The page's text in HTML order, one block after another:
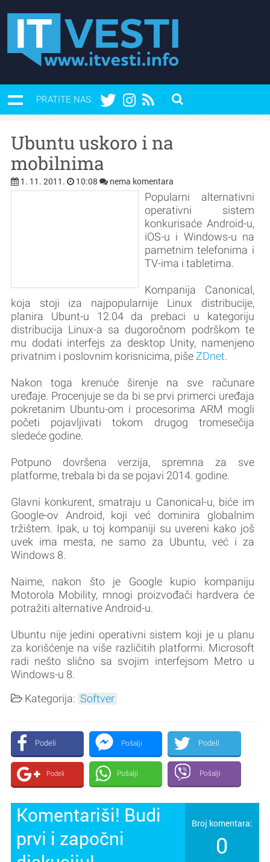
PRATITE NAS:
Ubuntu uskoro i na
mobilnima
1. 11. 2011. 10:08 nema komentara
Popularni alternativni
operativni sistem
konkurisaće Android-u,
iOS-u i Windows-u na
pametnim telefonima i
TV-ima i tabletima.
Kompanija Canonical,
koja stoji iza najpopularnije Linux distribucije,
planira Ubunt-u 12.04 da prebaci u kategoriju
distribucija Linux-a sa dugoročnom podrškom te
mu dodati interfejs za desktop Unity, namenjeno
privatnim i poslovnim korisnicima, piše ZDnet.
Nakon toga krenuće širenje na sve računare
uređaje. Procenjuje se da bi se prvi primerci uređaja
pokretanim Ubuntu-om i procesorima ARM mogli
početi pojavljivati tokom drugog tromesečija
sledeće godine.
Potpuno dovršena verzija, spremna za sve
platforme, trebala bi da se pojavi 2014. godine.
Glavni konkurent, smatraju u Canonical-u, biće im
Google-ov Android, koji već dominira globalnim
tržištem. Ipak, u toj kompaniji su uvereni kako još
uvek ima mesta, ne samo za Ubuntu, već i za
Windows 8.
Naime, nakon što je Google kupio kompaniju
Motorola Mobility, mnogi proizvođači hardvera će
potražiti alternative Android-u.
Ubuntu nije jedini operativni sistem koji je u planu
za korišćenje na više različitih platformi. Microsoft
radi nešto slično sa svojim interfejsom Metro u
Windows-u 8.
Kategorija: Softver
Podeli Pošalji Podeli
Podeli Pošalji Pošalji
Komentariši! Budi
prvi i započni
Broj komentara:
0